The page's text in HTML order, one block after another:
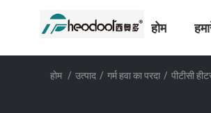
होम
होम / उत्पाद / गर्म हवा का परदा / पीटीसी